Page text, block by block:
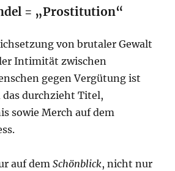
= „Prostitution“
von brutaler Gewalt
Intimität zwischen
gegen Vergütung ist
das durchzieht Titel,
sowie Merch auf dem
auf demSchönblick, nicht nur